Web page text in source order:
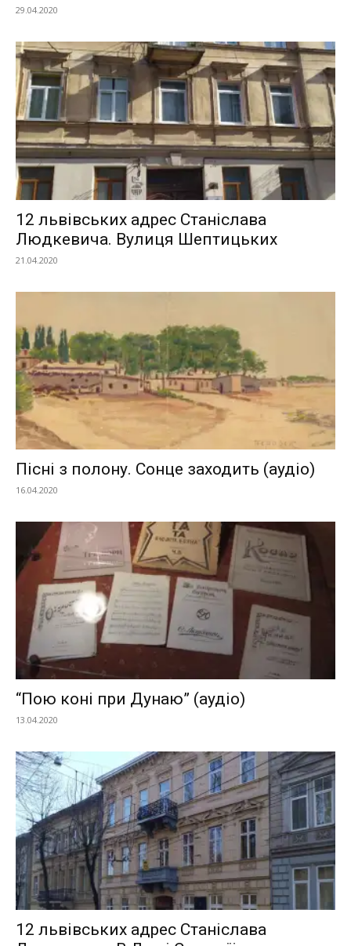
29.04.2020
12 львівських адрес Станіслава
Людкевича. Вулиця Шептицьких
21.04.2020
Пісні з полону. Сонце заходить (аудіо)
16.04.2020
“Пою коні при Дунаю” (аудіо)
13.04.2020
12 львівських адрес Станіслава